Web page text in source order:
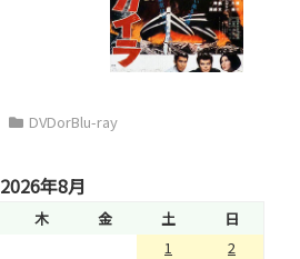
DVDorBlu-ray
2026年8月
木 金 土
日
1
2